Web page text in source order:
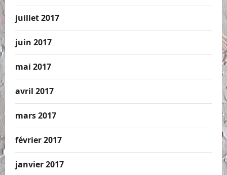
juillet 2017
juin 2017
mai 2017
avril 2017
mars 2017
février 2017
janvier 2017